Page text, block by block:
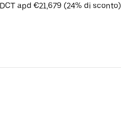
apd €21,679 (24% di sconto)